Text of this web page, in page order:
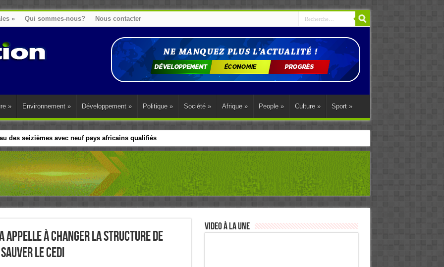
» Qui sommes-nous? Nous contacter
» Environnement » Développement » Politique » Société » Afrique » People » Culture » Sport »
des seizièmes avec neuf pays africains qualifiés
diaspora tentent de parler d’une seule voix sur la question des réparations
appelle à changer la structure de
le cedi
Video à la Une